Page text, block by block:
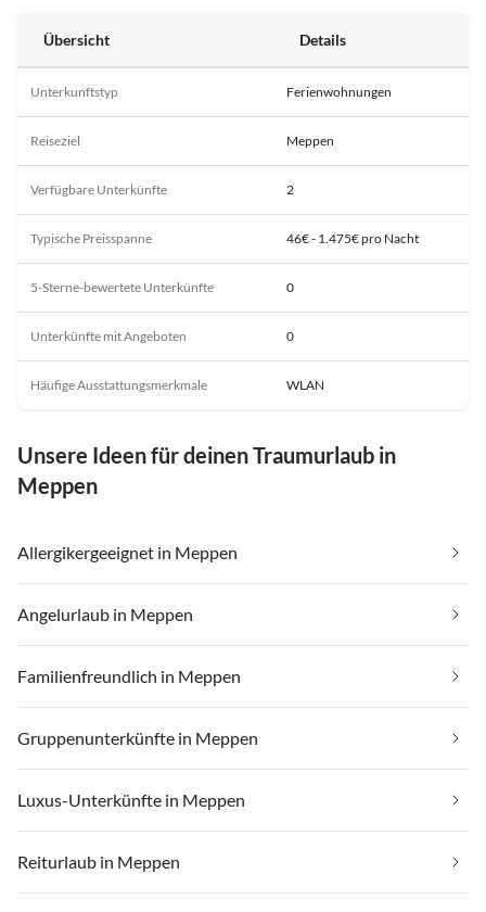
Übersicht Details
Unterkunftstyp Ferienwohnungen
Reiseziel Meppen
Verfügbare Unterkünfte 2
Typische Preisspanne 46€ - 1.475€ pro Nacht
5-Sterne-bewertete Unterkünfte 0
Unterkünfte mit Angeboten 0
Häufige Ausstattungsmerkmale WLAN
Unsere Ideen für deinen Traumurlaub in
Meppen
Allergikergeeignet in Meppen
Angelurlaub in Meppen
Familienfreundlich in Meppen
Gruppenunterkünfte in Meppen
Luxus-Unterkünfte in Meppen
Reiturlaub in Meppen